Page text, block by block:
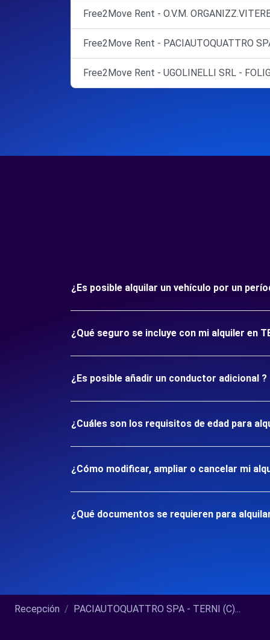
Free2Move Rent - O.V.M.
Free2Move Rent - PACIAUTOQUATTRO
Free2Move Rent - UGOLINELLI SRL -
¿Es posible alquilar un vehículo por un
¿Qué seguro se incluye con mi alquiler en
¿Es posible añadir un conductor adicional ?
¿Cuáles son los requisitos de edad para
¿Cómo modificar, ampliar o cancelar mi
¿Qué documentos se requieren para
Recepción PACIAUTOQUATTRO SPA - TERNI (C)...